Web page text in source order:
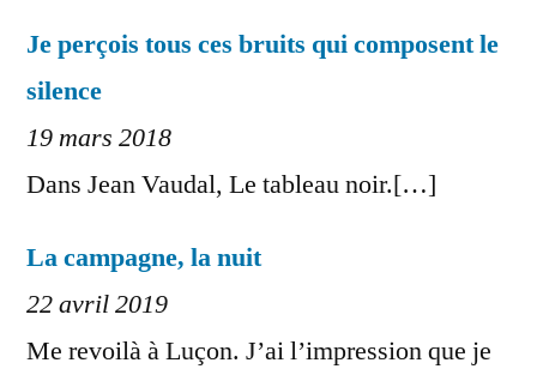
Je perçois tous ces bruits qui composent le
silence
19 mars 2018
Dans Jean Vaudal, Le tableau noir.[…]
La campagne, la nuit
22 avril 2019
Me revoilà à Luçon. J’ai l’impression que je